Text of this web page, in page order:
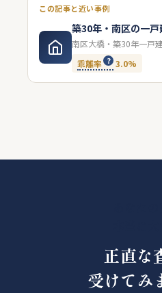
この記事と近い事例
築30年・南区の一
南区大橋・築30年一戸
乖離率
3.0%
正直な
受けてみ